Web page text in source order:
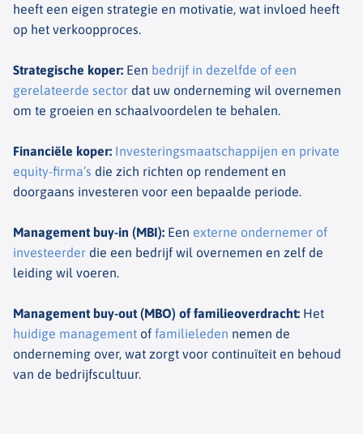
heeft een eigen strategie en motivatie, wat invloed heeft
op het verkoopproces.
Strategische koper: Een bedrijf in dezelfde of een
gerelateerde sector dat uw onderneming wil overnemen
om te groeien en schaalvoordelen te behalen.
Financiële koper: Investeringsmaatschappijen en private
equity-firma’s die zich richten op rendement en
doorgaans investeren voor een bepaalde periode.
Management buy-in (MBI): Een externe ondernemer of
investeerder die een bedrijf wil overnemen en zelf de
leiding wil voeren.
Management buy-out (MBO) of familieoverdracht: Het
huidige management of familieleden nemen de
onderneming over, wat zorgt voor continuïteit en behoud
van de bedrijfscultuur.